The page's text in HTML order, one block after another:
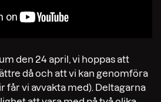
den 24 april, vi hoppas att
då och att vi kan genomföra
får vi avvakta med). Deltagarna